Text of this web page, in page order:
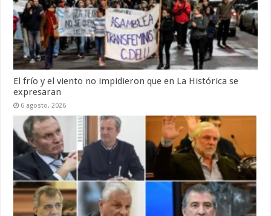
El frío y el viento no impidieron que en La Histórica se
expresaran
6 agosto, 2026